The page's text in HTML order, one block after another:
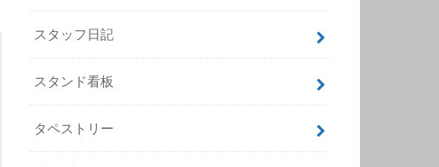
スタッフ日記
スタンド看板
タペストリー